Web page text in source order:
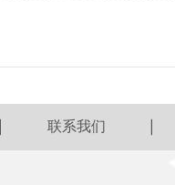
联系我们